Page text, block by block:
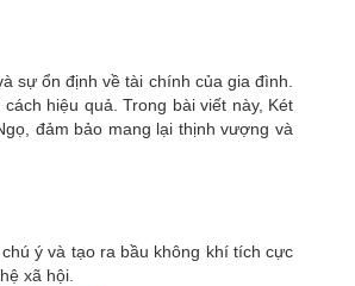
sự ổn định về tài chính của gia đình.
hiệu quả. Trong bài viết này, Két
đảm bảo mang lại thịnh vượng và
ý và tạo ra bầu không khí tích cực
xã hội.